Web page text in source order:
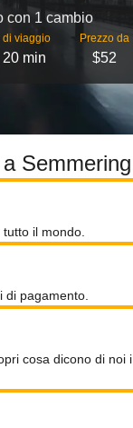
con 1 cambio
di viaggio
min
Prezzo da
$52
Semmering
il mondo.
pagamento.
cosa dicono di noi i